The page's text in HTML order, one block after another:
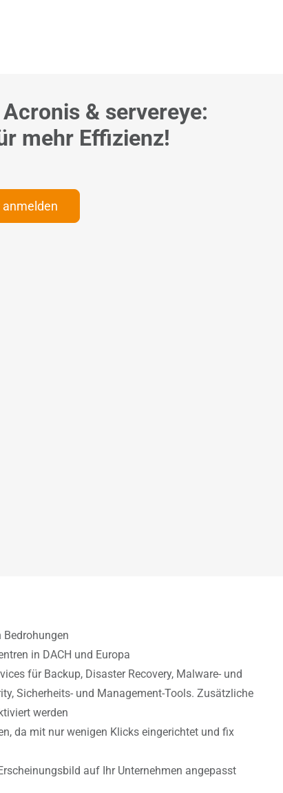
& servereye:
mehr Effizienz!
in DACH und Europa
für Backup, Disaster Recovery, Malware- und
Sicherheits- und Management-Tools. Zusätzliche
werden
da mit nur wenigen Klicks eingerichtet und fix
auf Ihr Unternehmen angepasst